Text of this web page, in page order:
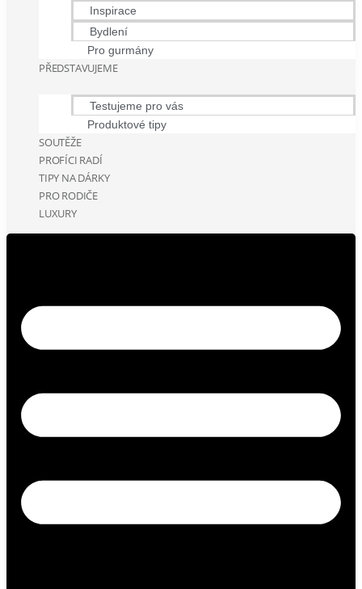
Inspirace
Bydlení
Pro gurmány
PŘEDSTAVUJEME
Testujeme pro vás
Produktové tipy
SOUTĚŽE
PROFÍCI RADÍ
TIPY NA DÁRKY
PRO RODIČE
LUXURY